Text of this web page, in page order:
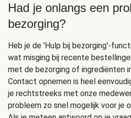
Had je onlangs een
bezorging?
Heb je de 'Hulp bij bezorging'-
wat misging bij recente
met de bezorging of ingrediënten
Contact opnemen is heel
je rechtstreeks met onze
probleem zo snel mogelijk voor je